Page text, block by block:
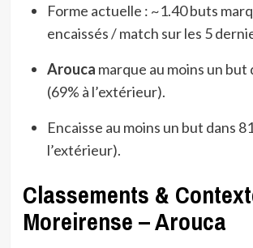
Forme actuelle : ~1.40 buts
encaissés / match sur les 5
Arouca marque au moins un but
(69% à l’extérieur).
Encaisse au moins un but dans
l’extérieur).
Classements &
Moreirense – Arouca